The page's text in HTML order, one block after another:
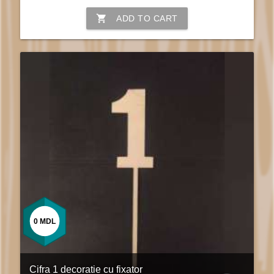
shopping_cart ADD TO CART
Cifra 1 decoratie cu fixator
0 MDL